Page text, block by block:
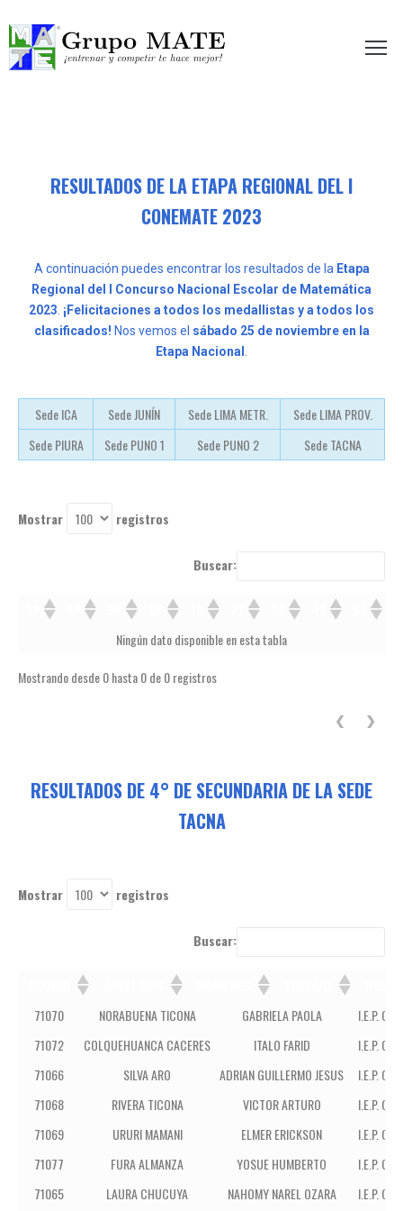
te hace mejor!
RESULTADOS DE LA ETAPA REGIONAL DEL I
CONEMATE 2023
A continuación puedes encontrar los resultados de la Etapa
Regional del I Concurso Nacional Escolar de Matemática
2023. ¡Felicitaciones a todos los medallistas y a todos los
clasificados! Nos vemos el sábado 25 de noviembre en la
Etapa Nacional .
Sede ICA Sede JUNÍN Sede LIMA METR.
Sede LIMA PROV.
Sede PIURA
Sede PUNO 1 Sede PUNO 2 Sede TACNA
Mostrar registros
Buscar:
5P 6P 1S 2S 3S
Ningún dato disponible en esta tabla
Mostrando desde 0 hasta 0 de 0 registros
❮ ❯
RESULTADOS DE 4° DE SECUNDARIA DE LA SEDE
TACNA
Mostrar registros
Buscar:
CÓDIGO
APELLIDOS NOMBRES COLEGIO
71070 NORABUENA TICONA GABRIELA PAOLA
I.E.P.
71072
COLQUEHUANCA CACERES ITALO FARID
I.E.P.
71066
SILVA ARO ADRIAN GUILLERMO JESUS
I.E.P.
71068
RIVERA TICONA VICTOR ARTURO
I.E.P.
71069
URURI MAMANI ELMER ERICKSON
I.E.P.
71077
FURA ALMANZA YOSUE HUMBERTO
I.E.P.
71065
LAURA CHUCUYA NAHOMY NAREL OZARA I.E.P.